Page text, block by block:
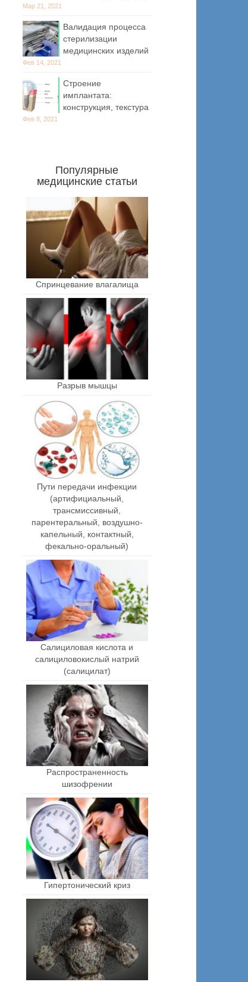
Мар 21, 2021
Валидация процесса
стерилизации
медицинских изделий
Фев 14, 2021
Строение
имплантата:
конструкция, текстура
Фев 8, 2021
Популярные
медицинские статьи
Спринцевание влагалища
Разрыв мышцы
Пути передачи инфекции
(артифициальный,
трансмиссивный,
парентеральный, воздушно-
капельный, контактный,
фекально-оральный)
Салициловая кислота и
салициловокислый натрий
(салицилат)
Распространенность
шизофрении
Гипертонический криз